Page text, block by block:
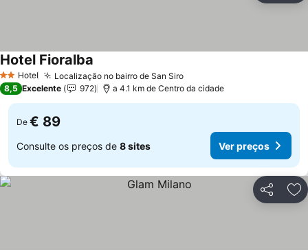
2 Estrelas
Hotel Localização no bairro de San SiroVer preços
Hotel Fioralba
8,5 Excelente 972 a 4.1 km de Centro da cidade
De € 89
Consulte os preços de 8 sites Ver preços
Partilhar